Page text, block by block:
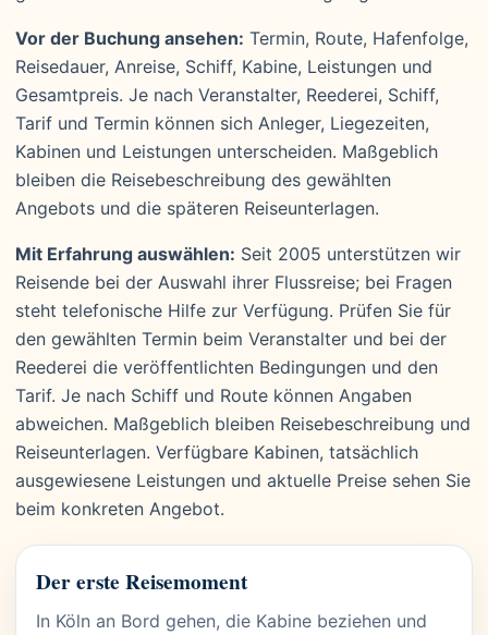
Vor der Buchung ansehen: Termin, Route, Hafenfolge,
Reisedauer, Anreise, Schiff, Kabine, Leistungen und
Gesamtpreis. Je nach Veranstalter, Reederei, Schiff,
Tarif und Termin können sich Anleger, Liegezeiten,
Kabinen und Leistungen unterscheiden. Maßgeblich
bleiben die Reisebeschreibung des gewählten
Angebots und die späteren Reiseunterlagen.
Mit Erfahrung auswählen: Seit 2005 unterstützen wir
Reisende bei der Auswahl ihrer Flussreise; bei Fragen
steht telefonische Hilfe zur Verfügung. Prüfen Sie für
den gewählten Termin beim Veranstalter und bei der
Reederei die veröffentlichten Bedingungen und den
Tarif. Je nach Schiff und Route können Angaben
abweichen. Maßgeblich bleiben Reisebeschreibung und
Reiseunterlagen. Verfügbare Kabinen, tatsächlich
ausgewiesene Leistungen und aktuelle Preise sehen Sie
beim konkreten Angebot.
Der erste Reisemoment
In Köln an Bord gehen, die Kabine beziehen und